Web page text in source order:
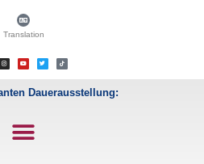
Translation
Dauerausstellung: